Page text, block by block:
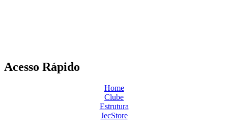
Acesso Rápido
Home
Clube
Estrutura
JecStore